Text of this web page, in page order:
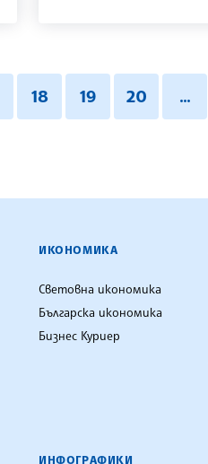
18 19 20 ...
ИКОНОМИКА
Световна икономика
Българска икономика
Бизнес Куриер
ИНФОГРАФИКИ